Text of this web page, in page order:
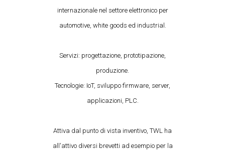
internazionale nel settore elettronico per
automotive, white goods ed industrial.
Servizi: progettazione, prototipazione,
produzione.
Tecnologie: IoT, sviluppo firmware, server,
applicazioni, PLC.
Attiva dal punto di vista inventivo, TWL ha
all'attivo diversi brevetti ad esempio per la